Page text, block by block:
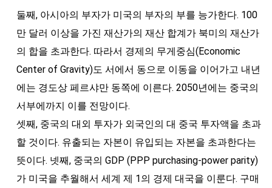
둘째, 아시아의 부자가 미국의 부자의 부를 능가한다. 100
만 달러 이상을 가진 재산가의 재산 합계가 북미의 재산가
의 합을 초과한다. 따라서 경제의 무게중심(Economic
Center of Gravity)도 서에서 동으로 이동을 이어가고 내년
에는 경도상 페르샤만 동쪽에 이른다. 2050년에는 중국의
서부에까지 이를 전망이다.
셋째, 중국의 대외 투자가 외국인의 대 중국 투자액을 초과
할 것이다. 유출되는 자본이 유입되는 자본을 초과한다는
뜻이다. 넷째, 중국의 GDP (PPP purchasing-power parity)
가 미국을 추월해서 세계 제 1의 경제 대국을 이룬다. 구매